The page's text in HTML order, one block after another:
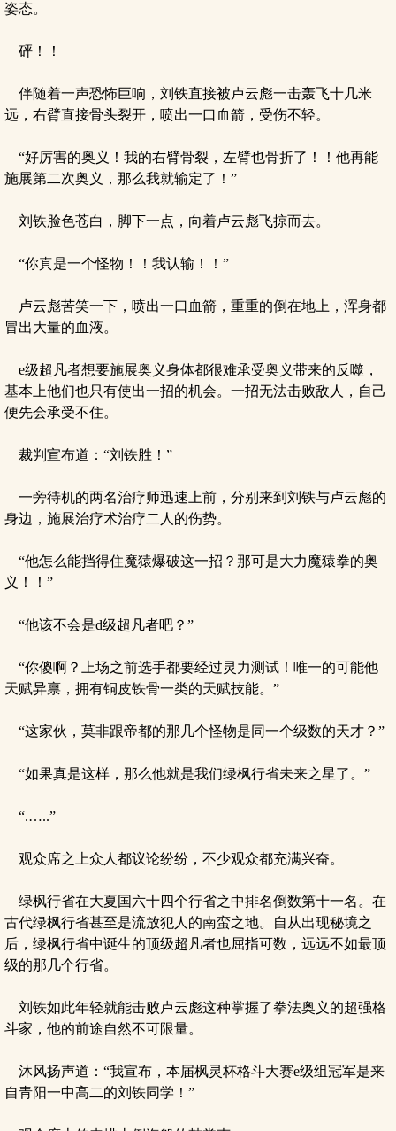
姿态。
砰！！
伴随着一声恐怖巨响，刘铁直接被卢云彪一击轰飞十几米
远，右臂直接骨头裂开，喷出一口血箭，受伤不轻。
“好厉害的奥义！我的右臂骨裂，左臂也骨折了！！他再能
施展第二次奥义，那么我就输定了！”
刘铁脸色苍白，脚下一点，向着卢云彪飞掠而去。
“你真是一个怪物！！我认输！！”
卢云彪苦笑一下，喷出一口血箭，重重的倒在地上，浑身都
冒出大量的血液。
e级超凡者想要施展奥义身体都很难承受奥义带来的反噬，
基本上他们也只有使出一招的机会。一招无法击败敌人，自己
便先会承受不住。
裁判宣布道：“刘铁胜！”
一旁待机的两名治疗师迅速上前，分别来到刘铁与卢云彪的
身边，施展治疗术治疗二人的伤势。
“他怎么能挡得住魔猿爆破这一招？那可是大力魔猿拳的奥
义！！”
“他该不会是d级超凡者吧？”
“你傻啊？上场之前选手都要经过灵力测试！唯一的可能他
天赋异禀，拥有铜皮铁骨一类的天赋技能。”
“这家伙，莫非跟帝都的那几个怪物是同一个级数的天才？”
“如果真是这样，那么他就是我们绿枫行省未来之星了。”
“.…..”
观众席之上众人都议论纷纷，不少观众都充满兴奋。
绿枫行省在大夏国六十四个行省之中排名倒数第十一名。在
古代绿枫行省甚至是流放犯人的南蛮之地。自从出现秘境之
后，绿枫行省中诞生的顶级超凡者也屈指可数，远远不如最顶
级的那几个行省。
刘铁如此年轻就能击败卢云彪这种掌握了拳法奥义的超强格
斗家，他的前途自然不可限量。
沐风扬声道：“我宣布，本届枫灵杯格斗大赛e级组冠军是来
自青阳一中高二的刘铁同学！”